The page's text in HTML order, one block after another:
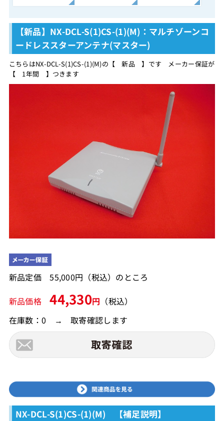
【新品】NX-DCL-S(1)CS-(1)(M)：マルチゾーンコ
ードレススターアンテナ(マスター)
こちらはNX-DCL-S(1)CS-(1)(M)の【 新品 】です メーカー保証が
【 1年間 】つきます
新品定価 55,000円（税込）のところ
新品価格44,330円 （税込）
在庫数：0 → 取寄確認します
NX-DCL-S(1)CS-(1)(M) 【補足説明】